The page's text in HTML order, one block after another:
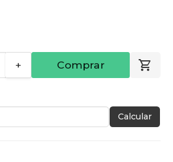
+ Comprar
Calcular